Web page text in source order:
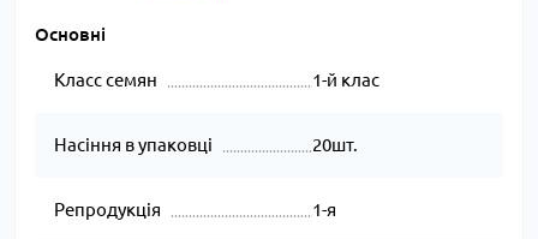
Основні
Класс семян 1-й клас
Насіння в упаковці 20шт.
Репродукція 1-я